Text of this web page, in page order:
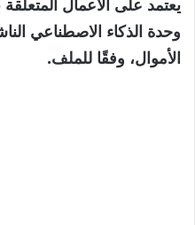
يعتمد على الأعمال المتعلقة
وحدة الذكاء الاصطناعي
الأموال، وفقًا للملف.